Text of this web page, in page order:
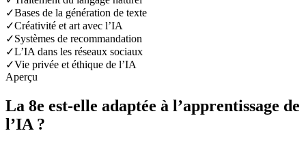
✓Bases de la génération de texte
✓Créativité et art avec l’IA
✓Systèmes de recommandation
✓L’IA dans les réseaux sociaux
✓Vie privée et éthique de l’IA
Aperçu
La 8e est-elle adaptée à l’apprentissage de
l’IA ?